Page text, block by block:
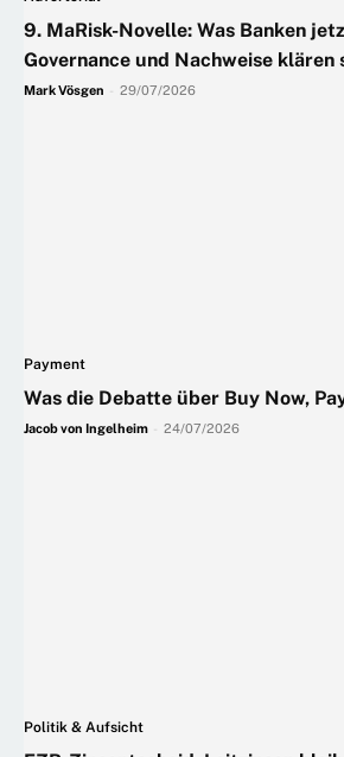
9. MaRisk-Novelle: Was Banken
Governance und Nachweise klären
Mark Vösgen 29/07/2026
Payment
Was die Debatte über Buy Now,
Jacob von Ingelheim 24/07/2026
Politik & Aufsicht